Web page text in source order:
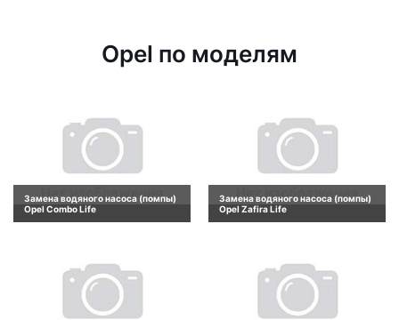
Opel по моделям
Замена водяного насоса (помпы)
Opel Combo Life
Замена водяного насоса (помпы)
Opel Zafira Life